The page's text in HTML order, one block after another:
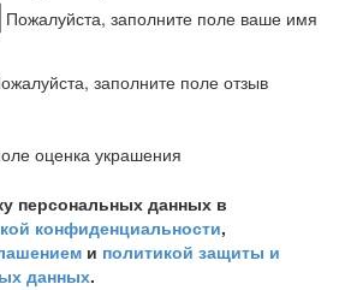
Пожалуйста, заполните поле ваше имя
заполните поле отзыв
оценка украшения
персональных данных в
конфиденциальности,
и политикой защиты и
данных.